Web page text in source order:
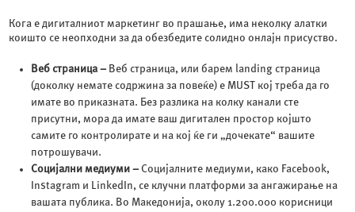
Кога е дигиталниот маркетинг во прашање, има неколку алатки
коишто се неопходни за да обезбедите солидно онлајн присуство.
Веб страница – Веб страница, или барем landing страница
(доколку немате содржина за повеќе) е MUST кој треба да го
имате во приказната. Без разлика на колку канали сте
присутни, мора да имате ваш дигитален простор којшто
самите го контролирате и на кој ќе ги „дочекате“ вашите
потрошувачи.
Социјални медиуми – Социјалните медиуми, како Facebook,
Instagram и LinkedIn, се клучни платформи за ангажирање на
вашата публика. Во Македонија, околу 1.200.000 корисници